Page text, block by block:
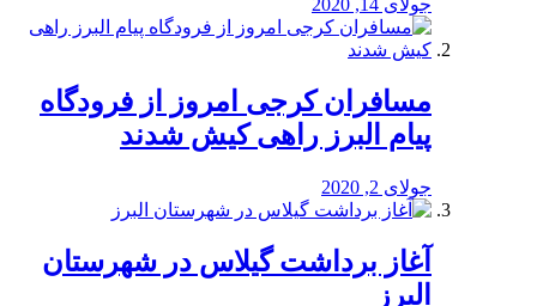
جولای 14, 2020
مسافران کرجی امروز از فرودگاه
پیام البرز راهی کیش شدند
جولای 2, 2020
آغاز برداشت گیلاس در شهرستان
البرز